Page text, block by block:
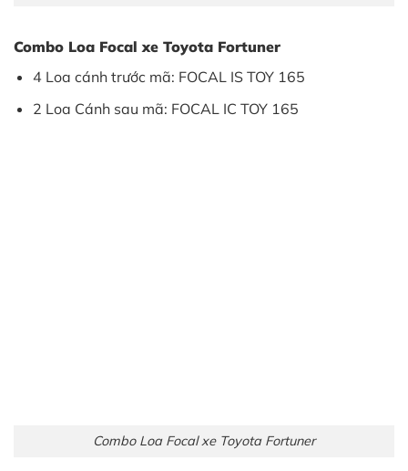
Combo Loa Focal xe Toyota Fortuner
4 Loa cánh trước mã: FOCAL IS TOY 165
2 Loa Cánh sau mã: FOCAL IC TOY 165
Combo Loa Focal xe Toyota Fortuner